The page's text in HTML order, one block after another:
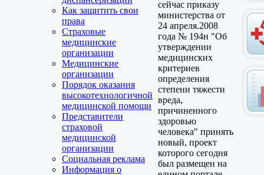
Как защитить свои
права
Страховые
медицинские
организации
Медицинские
организации
Порядок оказания
высокотехнологичной
медицинской помощи
Представители
страховой
медицинской
организации
Социальная реклама
Информация о
сейчас приказу
министерства от
24 апреля.2008
года № 194н "Об
утверждении
медицинских
критериев
определения
степени тяжести
вреда,
причиненного
здоровью
человека" принять
новый, проект
которого сегодня
был размещен на